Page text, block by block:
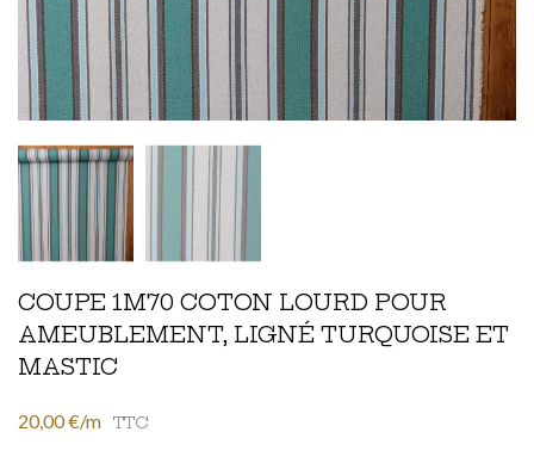
COUPE 1M70 COTON LOURD POUR
AMEUBLEMENT, LIGNÉ TURQUOISE ET
MASTIC
20,00 €/m TTC